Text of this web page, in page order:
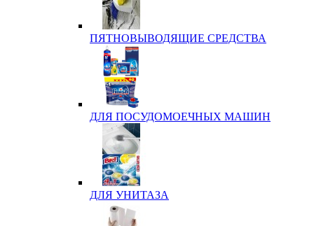
ПЯТНОВЫВОДЯЩИЕ СРЕДСТВА
ДЛЯ ПОСУДОМОЕЧНЫХ МАШИН
ДЛЯ УНИТАЗА